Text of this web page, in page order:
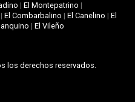
| El Montepatrino |
|El Combarbalino |El Canelino |El
| El Vileño
los derechos reservados.